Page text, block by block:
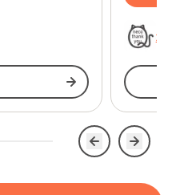
浜